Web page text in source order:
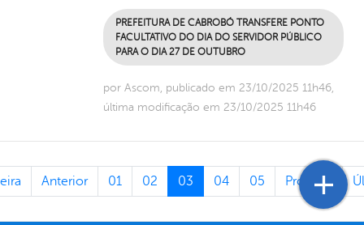
PREFEITURA DE CABROBÓ TRANSFERE PONTO
FACULTATIVO DO DIA DO SERVIDOR PÚBLICO
PARA O DIA 27 DE OUTUBRO
por Ascom, publicado em 23/10/2025 11h46,
última modificação em 23/10/2025 11h46
Anterior 01 02 03 04 05 Próxima